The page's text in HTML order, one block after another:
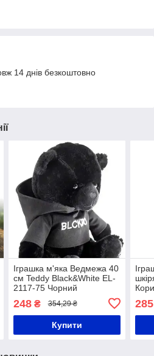
14 днів безкоштовно
Іграшка м'яка Ведмежа 40
см Teddy Black&White EL-
2117-75 Чорний
248₴ 354,29 ₴
Купити
285